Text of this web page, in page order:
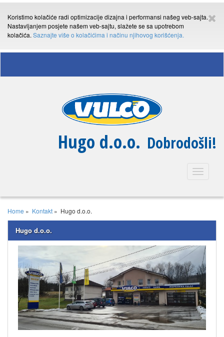
Koristimo kolačiće radi optimizacije dizajna i performansi našeg veb-sajta.
Nastavljanjem posjete našem veb-sajtu, slažete se sa upotrebom
kolačića. Saznajte više o kolačićima i načinu njihovog korišćenja.
Hugo d.o.o. Dobrodošli!
Toggle
Home » Kontakt » Hugo d.o.o.
Hugo d.o.o.